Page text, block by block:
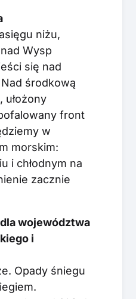
niżu,
Wysp
się nad
środkową
ułożony
front
w
morskim:
i chłodnym na
zacznie
województwa
i
Opady śniegu